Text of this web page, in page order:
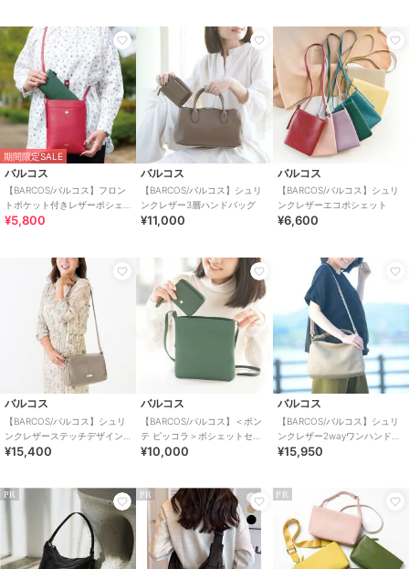
期間限定SALE
バルコス
【BARCOS/バルコス】フロン
トポケット付きレザーポシェ
ット
¥5,800
バルコス
【BARCOS/バルコス】シュリ
ンクレザー3層ハンドバッグ
¥11,000
バルコス
【BARCOS/バルコス】シュリ
ンクレザーエコポシェット
¥6,600
バルコス
【BARCOS/バルコス】シュリ
ンクレザーステッチデザイン
ショルダーバッグ
¥15,400
バルコス
【BARCOS/バルコス】＜ポン
テ ピッコラ＞ポシェットセッ
ト
¥10,000
バルコス
【BARCOS/バルコス】シュリ
ンクレザー2wayワンハンドバ
ッグ
¥15,950
PR PR PR